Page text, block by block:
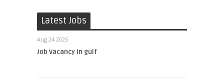
Latest Jobs
Aug 24 2025
Job Vacancy in gulf